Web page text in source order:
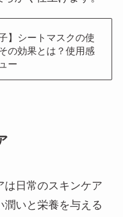
】シートマスクの使
の効果とは？使用感
ー
は日常のスキンケア
潤いと栄養を与える